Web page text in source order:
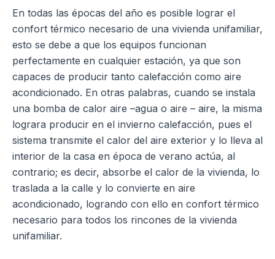
En todas las épocas del año es posible lograr el
confort térmico necesario de una vivienda unifamiliar,
esto se debe a que los equipos funcionan
perfectamente en cualquier estación, ya que son
capaces de producir tanto calefacción como aire
acondicionado. En otras palabras, cuando se instala
una bomba de calor aire –agua o aire – aire, la misma
lograra producir en el invierno calefacción, pues el
sistema transmite el calor del aire exterior y lo lleva al
interior de la casa en época de verano actúa, al
contrario; es decir, absorbe el calor de la vivienda, lo
traslada a la calle y lo convierte en aire
acondicionado, logrando con ello en confort térmico
necesario para todos los rincones de la vivienda
unifamiliar.